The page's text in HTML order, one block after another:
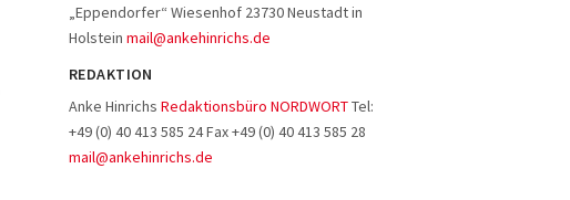
„Eppendorfer“ Wiesenhof 23730 Neustadt in
Holstein mail@ankehinrichs.de
REDAKTION
Anke Hinrichs Redaktionsbüro NORDWORTTel:
+49 (0) 40 413 585 24 Fax +49 (0) 40 413 585 28
mail@ankehinrichs.de